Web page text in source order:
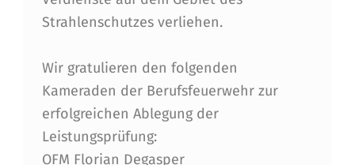
E
I
S
T
U
Strahlenschutzes verliehen.
Wir gratulieren den folgenden
Kameraden der Berufsfeuerwehr zur
erfolgreichen Ablegung der
Leistungsprüfung:
OFM Florian Degasper